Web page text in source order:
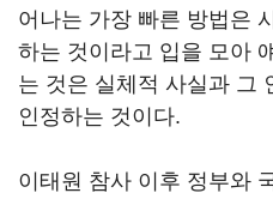
어나는 가장 빠른 방법은
하는 것이라고 입을 모아
는 것은 실체적 사실과 그
인정하는 것이다.
이태원 참사 이후 정부와